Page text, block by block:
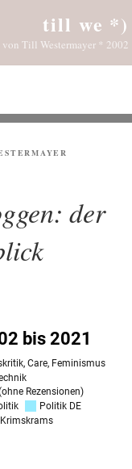
till we *)
von Till Westermayer * 2002
der